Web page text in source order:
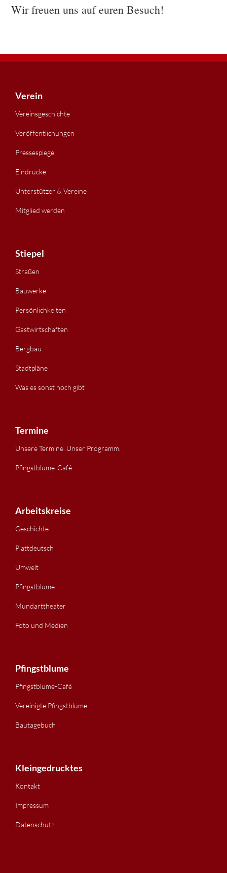
Wir freuen uns auf euren Besuch!
Verein
Vereinsgeschichte
Veröffentlichungen
Pressespiegel
Eindrücke
Unterstützer & Vereine
Mitglied werden
Stiepel
Straßen
Bauwerke
Persönlichkeiten
Gastwirtschaften
Bergbau
Stadtpläne
Was es sonst noch gibt
Termine
Unsere Termine. Unser Programm.
Pfingstblume-Café
Arbeitskreise
Geschichte
Plattdeutsch
Umwelt
Pfingstblume
Mundarttheater
Foto und Medien
Pfingstblume
Pfingstblume-Café
Vereinigte Pfingstblume
Bautagebuch
Kleingedrucktes
Kontakt
Impressum
Datenschutz